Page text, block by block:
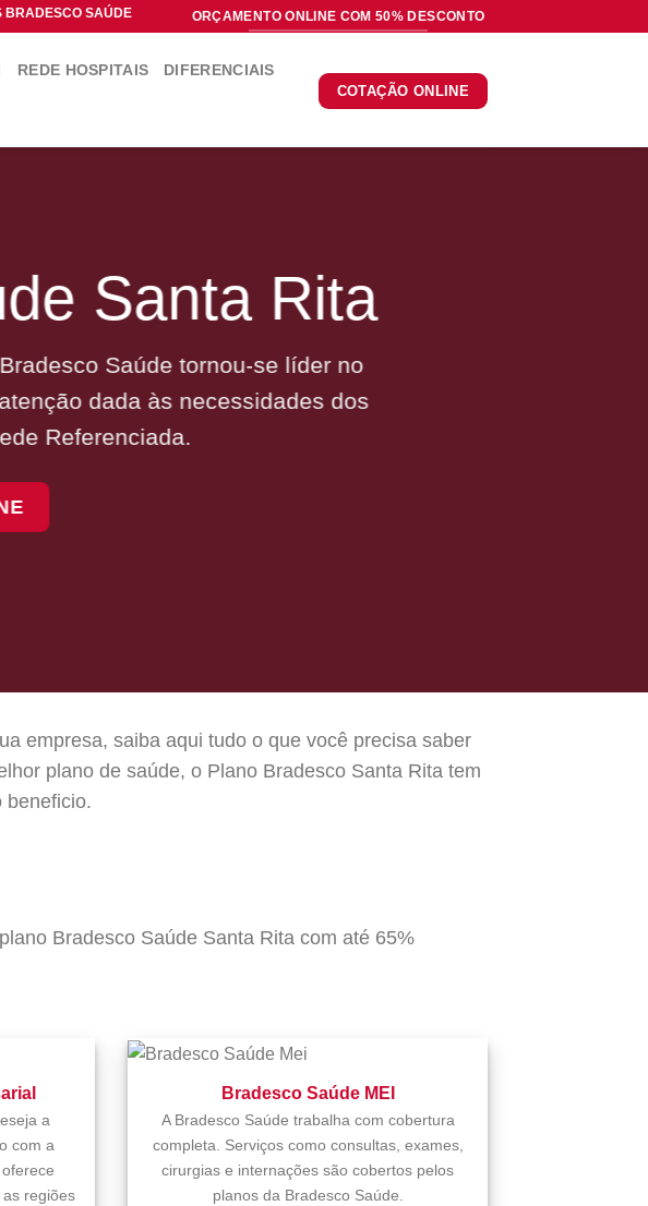
BRADESCO SAÚDE ORÇAMENTO ONLINE COM 50% DESCONTO
REDE HOSPITAIS DIFERENCIAIS
COTAÇÃO ONLINE
Santa Rita
Saúde tornou-se líder no
dada às necessidades dos
Referenciada.
empresa, saiba aqui tudo o que você precisa saber
plano de saúde, o Plano Bradesco Santa Rita tem
beneficio.
Bradesco Saúde Santa Rita com até 65%
a
com a
regiões
Bradesco Saúde MEI
A Bradesco Saúde trabalha com cobertura
completa. Serviços como consultas, exames,
cirurgias e internações são cobertos pelos
planos da Bradesco Saúde.